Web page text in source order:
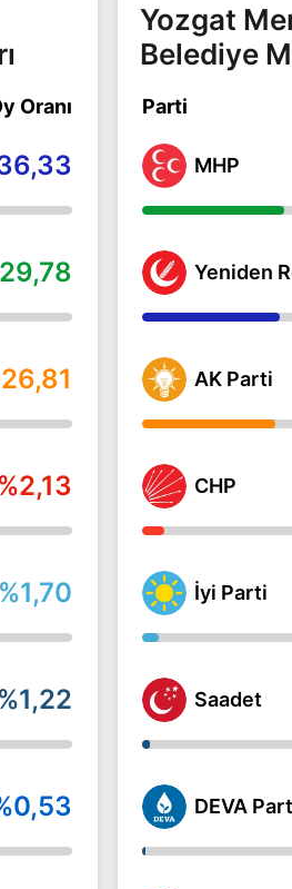
Oranı
%2,13
%1,70
%1,22
Yozgat
Belediye
Parti
MHP
Yeniden
AK Parti
CHP
İyi Parti
Saadet
DEVA